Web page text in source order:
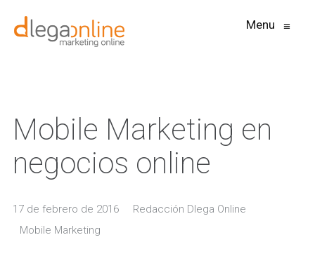
Menu ≡
Mobile Marketing en
negocios online
17 de febrero de 2016
Redacción Dlega Online
Mobile Marketing